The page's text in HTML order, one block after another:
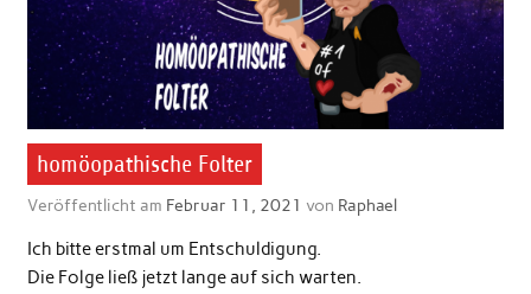
homöopathische Folter
Veröffentlicht am Februar 11, 2021 von Raphael
Ich bitte erstmal um Entschuldigung.
Die Folge ließ jetzt lange auf sich warten.